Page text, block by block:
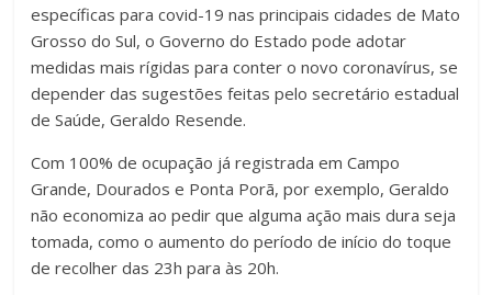
específicas para covid-19 nas principais cidades de Mato
Grosso do Sul, o Governo do Estado pode adotar
medidas mais rígidas para conter o novo coronavírus, se
depender das sugestões feitas pelo secretário estadual
de Saúde, Geraldo Resende.
Com 100% de ocupação já registrada em Campo
Grande, Dourados e Ponta Porã, por exemplo, Geraldo
não economiza ao pedir que alguma ação mais dura seja
tomada, como o aumento do período de início do toque
de recolher das 23h para às 20h.